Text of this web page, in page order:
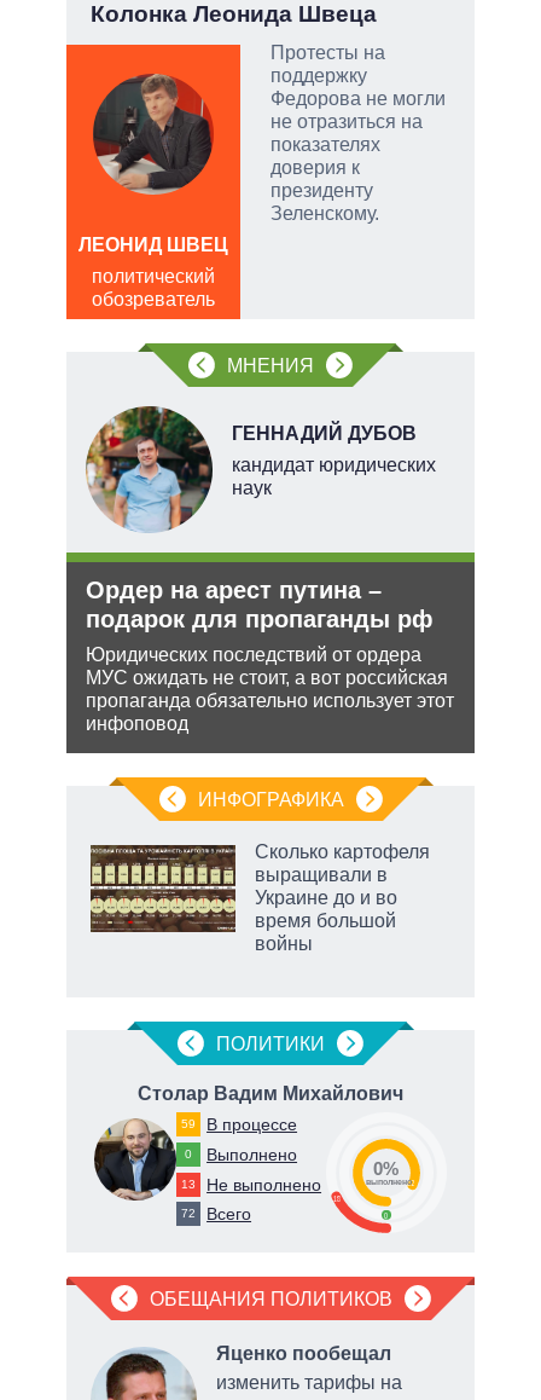
Колонка Леонида Швеца
Протесты на
поддержку
Федорова не могли
не отразиться на
показателях
доверия к
президенту
Зеленскому.
ЛЕОНИД ШВЕЦ
политический
обозреватель
МНЕНИЯ
ГЕННАДИЙ ДУБОВ
кандидат юридических
наук
Ордер на арест путина –
подарок для пропаганды рф
Юридических последствий от ордера
МУС ожидать не стоит, а вот российская
пропаганда обязательно использует этот
инфоповод
ИНФОГРАФИКА
Сколько картофеля
выращивали в
Украине до и во
время большой
войны
ПОЛИТИКИ
Столар Вадим Михайлович
59 В процессе
0 Выполнено
13 Не выполнено
72 Всего
18
0
82
0%
выполнено
ОБЕЩАНИЯ ПОЛИТИКОВ
Яценко пообещал
изменить тарифы на